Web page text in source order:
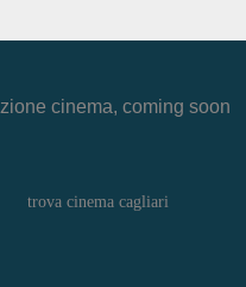
cinema, coming soon
trova cinema cagliari